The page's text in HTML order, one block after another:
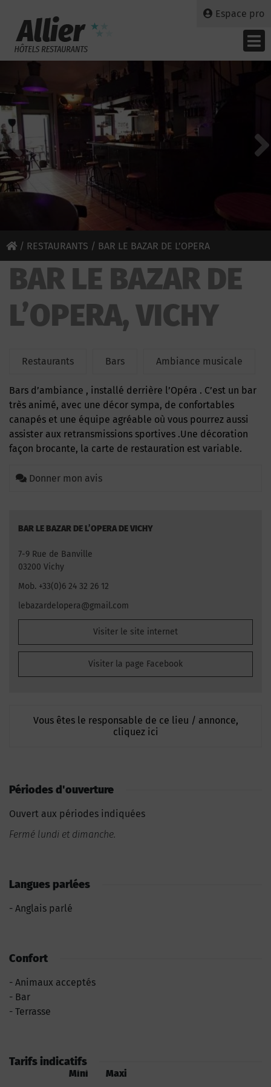
Espace pro
/ RESTAURANTS / BAR LE BAZAR DE L’OPERA
BAR LE BAZAR DE
L’OPERA, VICHY
Restaurants Bars Ambiance musicale
Bars d’ambiance , installé derrière l’Opéra . C’est un bar
très animé, avec une décor sympa, de confortables
canapés et une équipe agréable où vous pourrez aussi
assister aux retransmissions sportives .Une décoration
façon brocante, la carte de restauration est variable.
Donner mon avis
BAR LE BAZAR DE L’OPERA DE VICHY
7-9 Rue de Banville
03200 Vichy
Mob. +33(0)6 24 32 26 12
lebazardelopera@gmail.com
Visiter le site internet
Visiter la page Facebook
Vous êtes le responsable de ce lieu / annonce,
cliquez ici
Périodes d'ouverture
Ouvert aux périodes indiquées
Fermé lundi et dimanche.
Langues parlées
Anglais parlé
Confort
Animaux acceptés
Bar
Terrasse
Tarifs indicatifs
Mini Maxi